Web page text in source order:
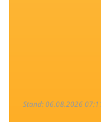
Stand: 06.08.2026